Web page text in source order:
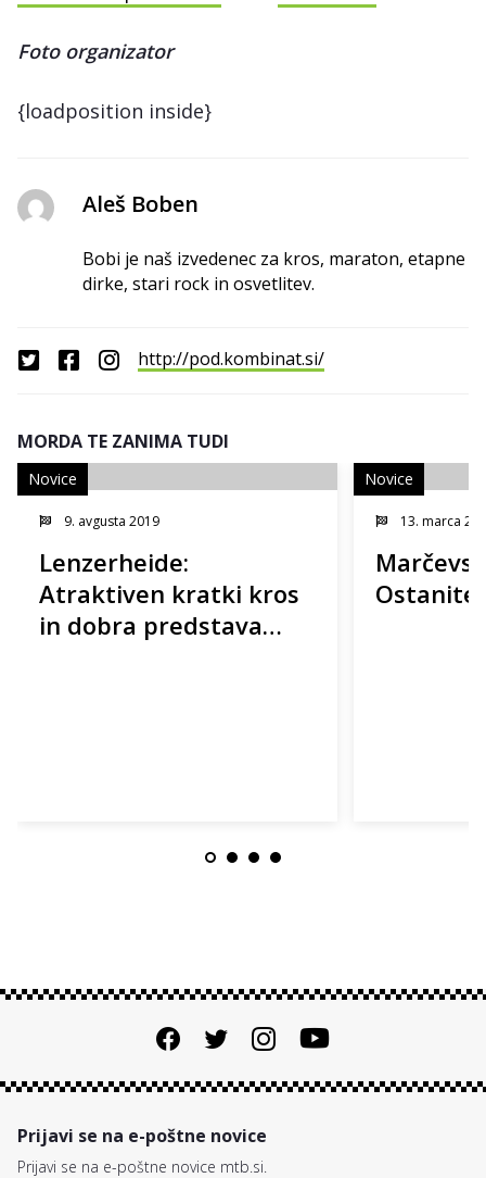
Foto organizator
{loadposition inside}
Aleš Boben
Bobi je naš izvedenec za kros, maraton, etapne
dirke, stari rock in osvetlitev.
http://pod.kombinat.si/
MORDA TE ZANIMA TUDI
9. avgusta 2019
Lenzerheide:
Atraktiven kratki kros
in dobra predstava
Novice
13. marca
Ostanite
Novice
Prijavi se na e-poštne novice
Prijavi se na e-poštne novice mtb.si.